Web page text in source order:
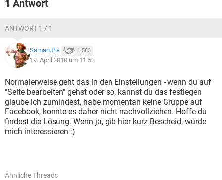
1 Antwort
ANTWORT 1 / 1
Saman.tha 1.583
19. April 2010 um 11:53
Normalerweise geht das in den Einstellungen - wenn du auf
"Seite bearbeiten" gehst oder so, kannst du das festlegen
glaube ich zumindest, habe momentan keine Gruppe auf
Facebook, konnte es daher nicht nachvollziehen. Hoffe du
findest die Lösung. Wenn ja, gib hier kurz Bescheid, würde
mich interessieren :)
Ähnliche Threads